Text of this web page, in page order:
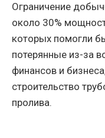
Ограничение
около 30%
которых помогли
потерянные из-за
финансов и
строительство
пролива.